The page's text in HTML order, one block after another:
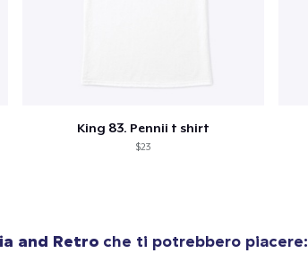
King 83. Pennii t shirt
$23
and Retro che ti potrebbero piacere: